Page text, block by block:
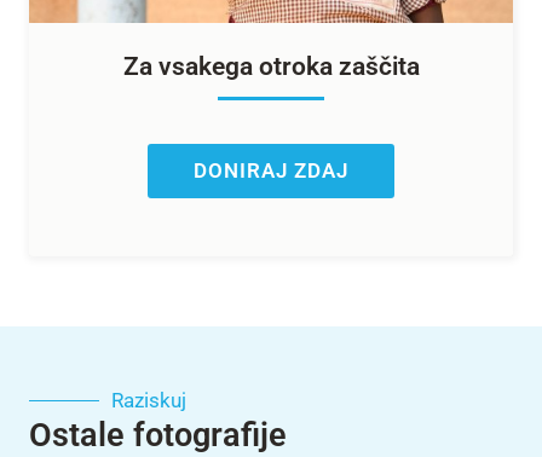
Za vsakega otroka zaščita
DONIRAJ ZDAJ
Raziskuj
Ostale fotografije